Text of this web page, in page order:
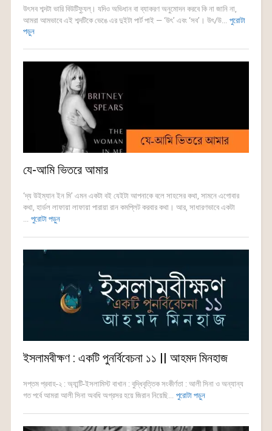
উৎসব শব্দটা ভারি বিউটিফ্যুল্। যদিও অভিধান বা ব্যাকরণ অনুমোদন করবে কি না জানি না,
আমরা আমভাবে এই শব্দটিকে ভেঙে এর দুইটা পার্ট পাই — ‘উৎ’ এবং ‘সব’। উৎ/উ... পুরোটা
পড়ুন
যে-আমি ভিতরে আমার
‘দ্য উইম্যান ইন মি’ এমন একটা বই যেইটা আপনাকে বলে সাহসের কথা, সামনে এগোবার
কথা, হার্ডল লাফায়া লাফায়া পারায়া রান কমপ্লিট করবার কথা। আর, সাধারণভাবে একটা
... পুরোটা পড়ুন
ইসলামবীক্ষণ : একটি পুনর্বিবেচনা ১১ || আহমদ মিনহাজ
সপ্তম প্রবাহ-২ : অ্যান্টি-ইসলামিস্ট বাখান : বুদ্ধিবৃত্তিক সংকীর্ণতা : আলী সিনা ও অন্যান্য
গত পর্বে আমরা আলী সিনা অবধি অগ্রসর হয়ে জিরান নিয়েছি... পুরোটা পড়ুন